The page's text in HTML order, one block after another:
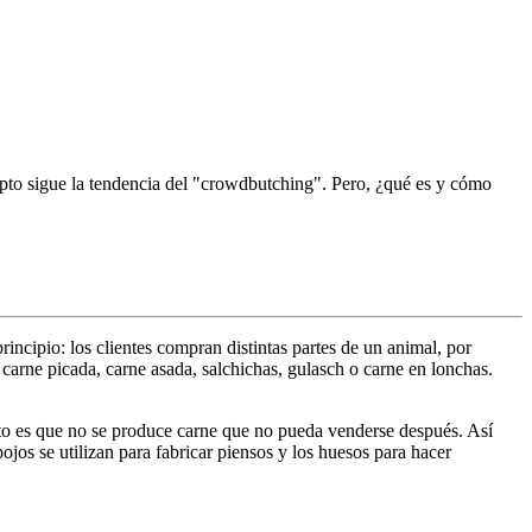
sigue la tendencia del "crowdbutching". Pero, ¿qué es y cómo
los clientes compran distintas partes de un animal, por
picada, carne asada, salchichas, gulasch o carne en lonchas.
que no se produce carne que no pueda venderse después. Así
se utilizan para fabricar piensos y los huesos para hacer